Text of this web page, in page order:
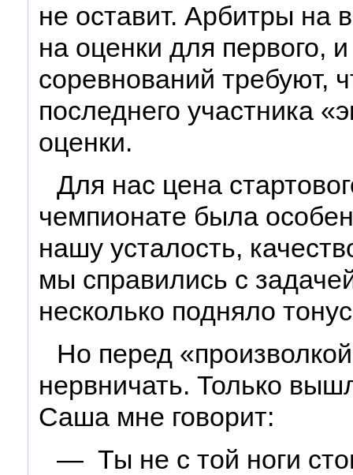
не оставит. Арбитры на
на оценки для первого,
соревнований требуют,
последнего участника
оценки.
Для нас цена
чемпионате была
нашу усталость,
мы справились с
несколько подняло
Но перед
нервничать. Только
Саша мне говорит:
— Ты не с той ноги